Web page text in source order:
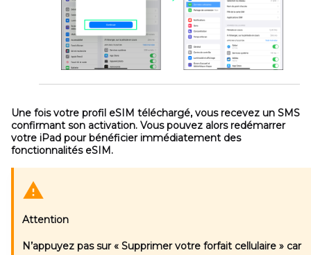
Une fois votre profil eSIM téléchargé, vous recevez un SMS
confirmant son activation. Vous pouvez alors redémarrer
votre iPad pour bénéficier immédiatement des
fonctionnalités eSIM.
Attention
N’appuyez pas sur« Supprimer votre forfait cellulaire » car